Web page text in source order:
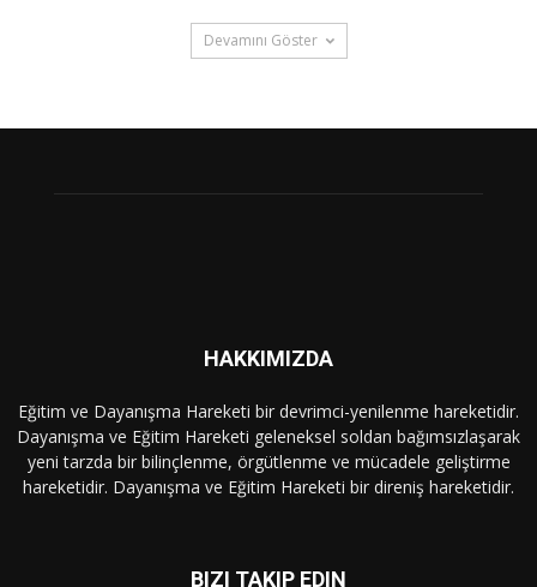
Devamını Göster
HAKKIMIZDA
Eğitim ve Dayanışma Hareketi bir devrimci-yenilenme hareketidir.
Dayanışma ve Eğitim Hareketi geleneksel soldan bağımsızlaşarak
yeni tarzda bir bilinçlenme, örgütlenme ve mücadele geliştirme
hareketidir. Dayanışma ve Eğitim Hareketi bir direniş hareketidir.
BIZI TAKIP EDIN